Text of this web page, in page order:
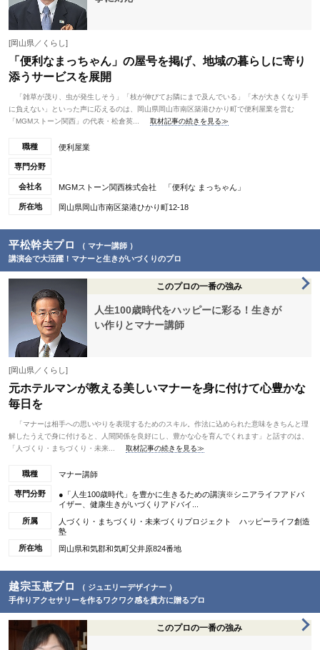
[岡山県／くらし]
「便利なまっちゃん」の屋号を掲げ、地域の暮らしに寄り
添うサービスを展開
「雑草が茂り、虫が発生しそう」「枝が伸びてお隣にまで及んでいる」「木が大きくなり手
に負えない」といった声に応えるのは、岡山県岡山市南区築港ひかり町で便利屋業を営む
「MGMストーン関西」の代表・松倉英...
取材記事の続きを見る≫
職種 便利屋業
専門分野
会社名 MGMストーン関西株式会社 「便利な まっちゃん」
所在地 岡山県岡山市南区築港ひかり町12-18
平松幹夫プロ
（ マナー講師 ）
講演会で大活躍！マナーと生きがいづくりのプロ
このプロの一番の強み
人生100歳時代をハッピーに彩る！生きが
い作りとマナー講師
[岡山県／くらし]
元ホテルマンが教える美しいマナーを身に付けて心豊かな
毎日を
「マナーは相手への思いやりを表現するためのスキル。作法に込められた意味をきちんと理
解したうえで身に付けると、人間関係を良好にし、豊かな心を育んでくれます」と話すのは、
「人づくり・まちづくり・未来...
取材記事の続きを見る≫
職種 マナー講師
専門分野
●「人生100歳時代」を豊かに生きるための講演※シニアライフアドバ
イザー、健康生きがいづくりアドバイ...
所属
人づくり・まちづくり・未来づくりプロジェクト ハッピーライフ創造
塾
所在地
岡山県和気郡和気町父井原824番地
越宗玉恵プロ
（ ジュエリーデザイナー ）
手作りアクセサリーを作るワクワク感を貴方に贈るプロ
このプロの一番の強み